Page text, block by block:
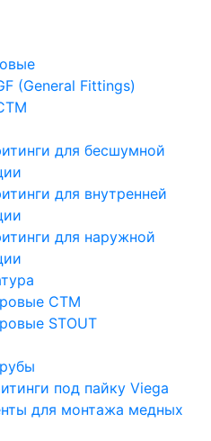
(General Fittings)
для бесшумной
для внутренней
для наружной
СТМ
STOUT
под пайку Viega
для монтажа медных